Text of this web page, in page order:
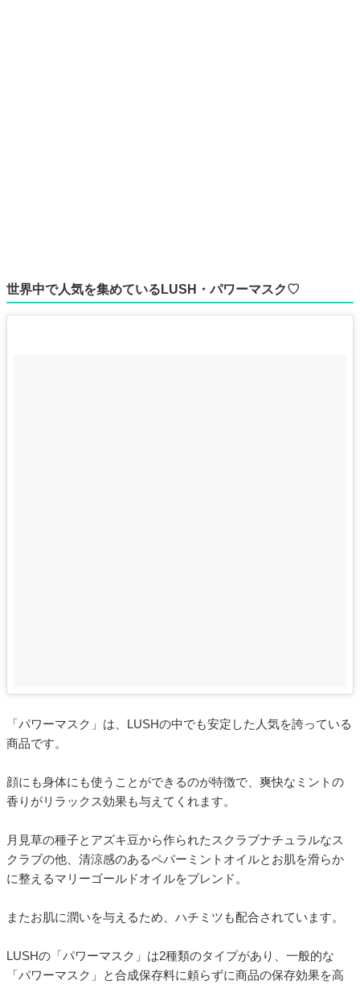
世界中で人気を集めているLUSH・パワーマスク♡
「パワーマスク」は、LUSHの中でも安定した人気を誇っている
商品です。
顔にも身体にも使うことができるのが特徴で、爽快なミントの
香りがリラックス効果も与えてくれます。
月見草の種子とアズキ豆から作られたスクラブナチュラルなス
クラブの他、清涼感のあるペパーミントオイルとお肌を滑らか
に整えるマリーゴールドオイルをブレンド。
またお肌に潤いを与えるため、ハチミツも配合されています。
LUSHの「パワーマスク」は2種類のタイプがあり、一般的な
「パワーマスク」と合成保存料に頼らずに商品の保存効果を高